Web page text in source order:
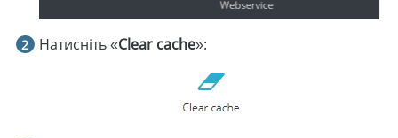
Натисніть «Clear cache»: